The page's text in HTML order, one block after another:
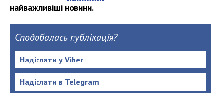
найважливіші новини.
Сподобалась публікація?
Надіслати у Viber
Надіслати в Telegram